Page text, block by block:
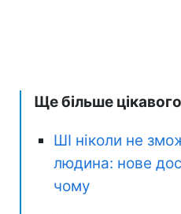
Ще більше цікавого
ШІ ніколи не
людина: нове
чому